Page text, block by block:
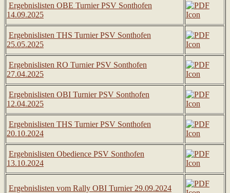
Ergebnislisten OBE Turnier PSV Sonthofen
14.09.2025
Ergebnislisten THS Turnier PSV Sonthofen
25.05.2025
Ergebnislisten RO Turnier PSV Sonthofen
27.04.2025
Ergebnislisten OBI Turnier PSV Sonthofen
12.04.2025
Ergebnislisten THS Turnier PSV Sonthofen
20.10.2024
Ergebnislisten Obedience PSV Sonthofen
13.10.2024
Ergebnislisten vom Rally OBI Turnier 29.09.2024